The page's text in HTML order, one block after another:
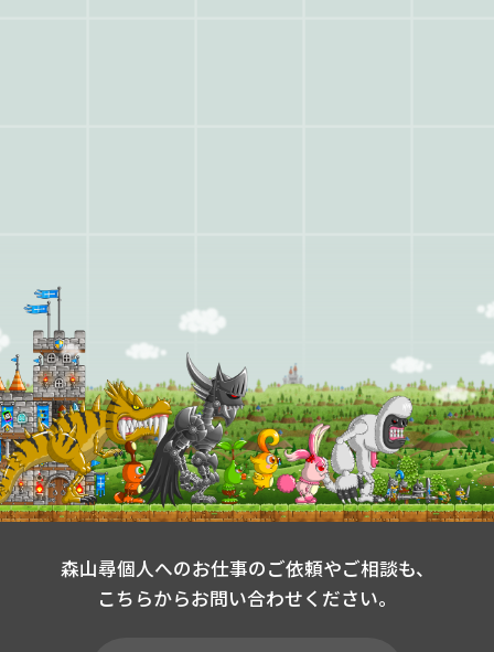
森山尋個人へのお仕事のご依頼やご相談も、
こちらからお問い合わせください。